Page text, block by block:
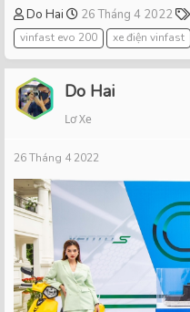
T
h
r
e
a
d
s
a
r
t
e
r
Do Hai
S
t
a
r
t
a
e
26 Tháng 4 2022
vinfast evo 200
xe điện vinfast
Do Hai
Lơ Xe
26 Tháng 4 2022